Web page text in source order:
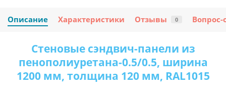
Описание Характеристики Отзывы 0 Вопрос-
Стеновые сэндвич-панели из
пенополиуретана-0.5/0.5, ширина
1200 мм, толщина 120 мм, RAL1015